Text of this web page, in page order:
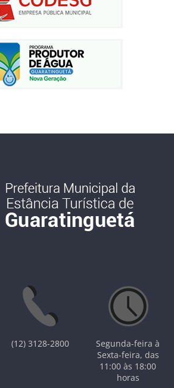
(12) 3128-2800
Segunda-feira à
Sexta-feira, das
11:00 às 18:00
horas